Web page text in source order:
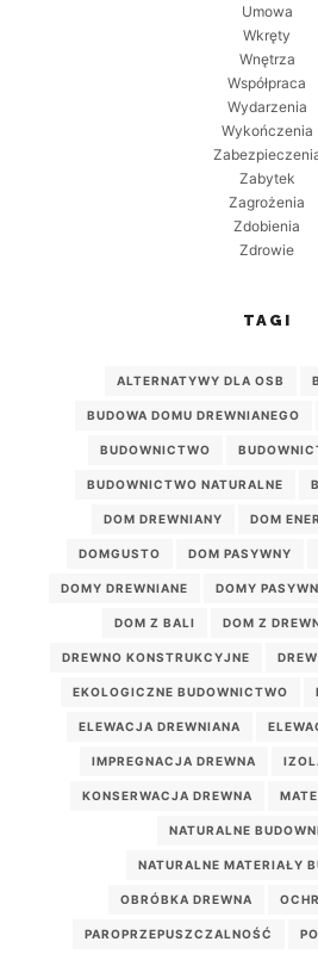
Umowa
Wkręty
Wnętrza
Współpraca
Wydarzenia
Wykończenia
Zabytek
Zagrożenia
Zdobienia
Zdrowie
TAGI
ALTERNATYWY DLA OSB
BUDOWA DOMU DREWNIANEGO
BUDOWNICTWO
BUDOWNICTWO NATURALNE
DOM DREWNIANY DOM
DOMGUSTO DOM PASYWNY
DOMY DREWNIANE DOMY
DOM Z BALI DOM Z
DREWNO KONSTRUKCYJNE
EKOLOGICZNE BUDOWNICTWO
ELEWACJA DREWNIANA
IMPREGNACJA DREWNA
KONSERWACJA DREWNA
NATURALNE
NATURALNE MATERIAŁY
OBRÓBKA DREWNA
PAROPRZEPUSZCZALNOŚĆ